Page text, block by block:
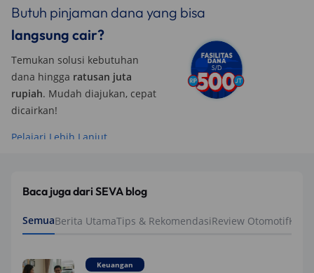
Butuh pinjaman dana yang bisa
langsung cair?
Temukan solusi kebutuhan
dana hingga ratusan juta
rupiah. Mudah diajukan, cepat
dicairkan!
Pelajari Lebih Lanjut
Baca juga dari SEVA blog
SemuaBerita UtamaTips & RekomendasiReview Otomotif
Keuangan